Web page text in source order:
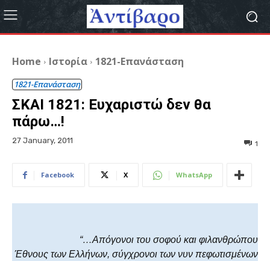
Home Ιστορία 1821-Επανάσταση
1821-Επανάσταση
ΣΚΑΙ 1821: Ευχαριστώ δεν θα
πάρω…!
27 January, 2011 1
Facebook X WhatsApp
“…Aπόγονοι του σοφού και φιλανθρώπου
Έθνους των Eλλήνων, σύγχρονοι των νυν πεφωτισμένων